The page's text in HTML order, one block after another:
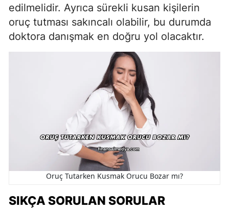
edilmelidir. Ayrıca sürekli kusan kişilerin
oruç tutması sakıncalı olabilir, bu durumda
doktora danışmak en doğru yol olacaktır.
Oruç Tutarken Kusmak Orucu Bozar mı?
SIKÇA SORULAN SORULAR